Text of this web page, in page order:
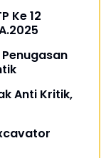
Ke 12
Anti Kritik,